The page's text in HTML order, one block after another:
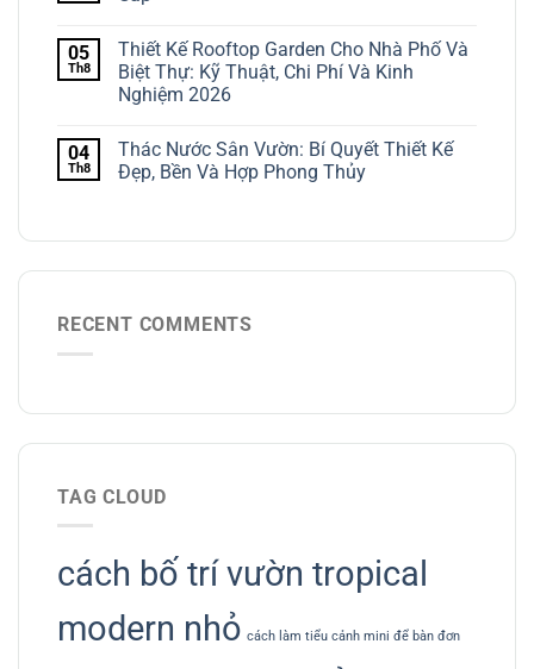
05
Th8
Thiết Kế Rooftop Garden Cho Nhà Phố Và
Biệt Thự: Kỹ Thuật, Chi Phí Và Kinh
Nghiệm 2026
04
Th8
Thác Nước Sân Vườn: Bí Quyết Thiết Kế
Đẹp, Bền Và Hợp Phong Thủy
RECENT COMMENTS
TAG CLOUD
cách bố trí vườn tropical
modern nhỏ cách làm tiểu cảnh mini để bàn đơn